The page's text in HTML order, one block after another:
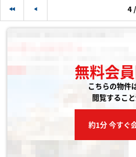
4
無料会
こちらの物件
閲覧すること
約1分 今すぐ